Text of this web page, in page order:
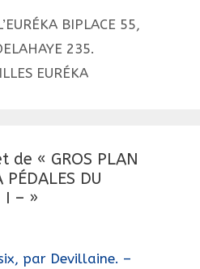
BIPLACE 55,
235.
EURÉKA
« GROS PLAN
DU
I – »
par Devillaine. –